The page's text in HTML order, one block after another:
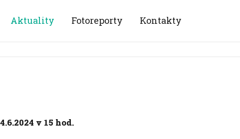
Aktuality Fotoreporty Kontakty
v 15 hod.